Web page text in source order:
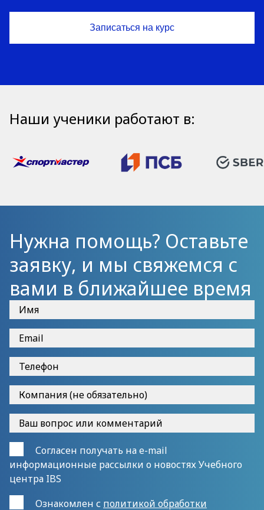
Наши ученики работают в:
Нужна помощь? Оставьте
заявку, и мы свяжемся с
вами в ближайшее время
Согласен получать на e-mail
информационные рассылки о новостях Учебного
центра IBS
Ознакомлен с политикой обработки